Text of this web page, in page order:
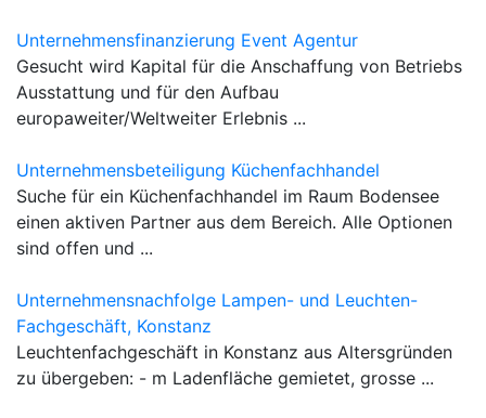
Unternehmensfinanzierung Event Agentur
Gesucht wird Kapital für die Anschaffung von Betriebs
Ausstattung und für den Aufbau
europaweiter/Weltweiter Erlebnis ...
Unternehmensbeteiligung Küchenfachhandel
Suche für ein Küchenfachhandel im Raum Bodensee
einen aktiven Partner aus dem Bereich. Alle Optionen
sind offen und ...
Unternehmensnachfolge Lampen- und Leuchten-
Fachgeschäft, Konstanz
Leuchtenfachgeschäft in Konstanz aus Altersgründen
zu übergeben: - m Ladenfläche gemietet, grosse ...